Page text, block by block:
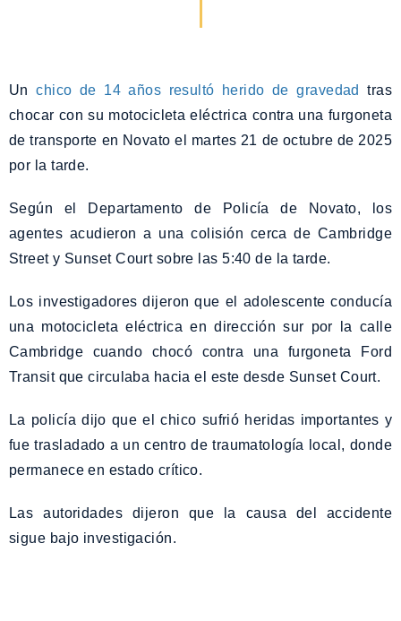
Unchico de 14 años resultó herido de gravedad
tras
chocar con su motocicleta eléctrica contra una furgoneta
de transporte en Novato el martes 21 de octubre de 2025
por la tarde.
Según el Departamento de Policía de Novato, los
agentes acudieron a una colisión cerca de Cambridge
Street y Sunset Court sobre las 5:40 de la tarde.
Los investigadores dijeron que el adolescente conducía
una motocicleta eléctrica en dirección sur por la calle
Cambridge cuando chocó contra una furgoneta Ford
Transit que circulaba hacia el este desde Sunset Court.
La policía dijo que el chico sufrió heridas importantes y
fue trasladado a un centro de traumatología local, donde
permanece en estado crítico.
Las autoridades dijeron que la causa del accidente
sigue bajo investigación.